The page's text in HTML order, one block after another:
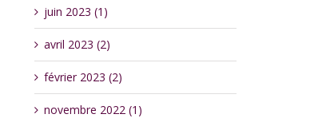
juin 2023 (1)
avril 2023 (2)
février 2023 (2)
novembre 2022 (1)